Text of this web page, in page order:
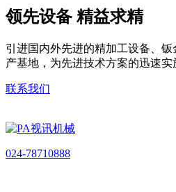
领先设备 精益求精
引进国内外先进的精加工设备、
产基地，为先进技术方案的迅速实
联系我们
024-78710888